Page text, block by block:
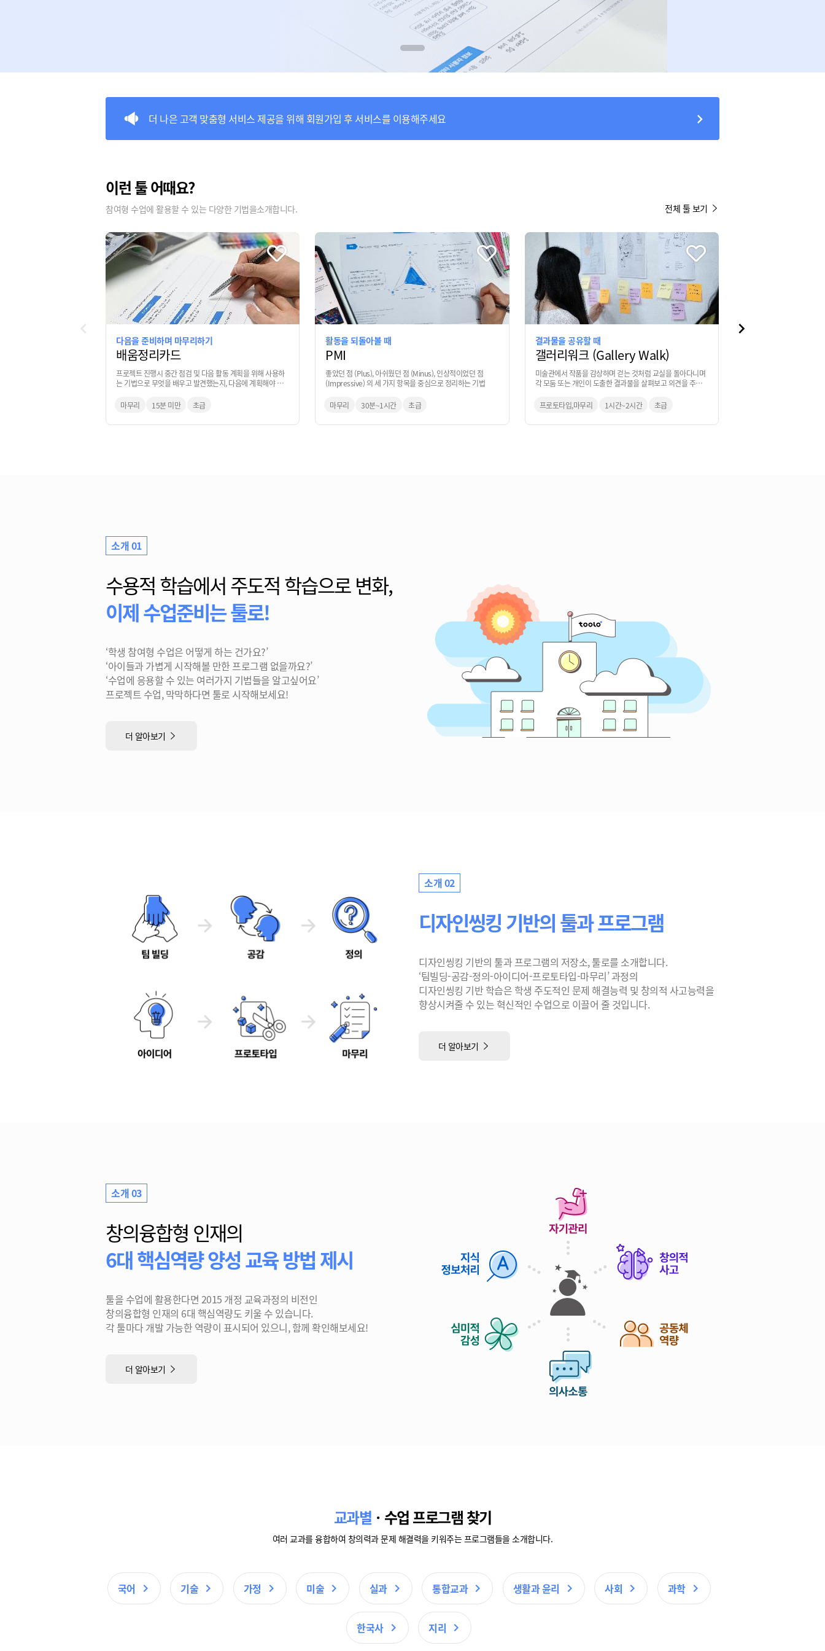
TOOLO 베타 버전 출시!
이런 툴 어때요?
참여형 수업에 활용할 수 있는 다양한 기법을소개합니다. 전체 툴 보기
다음을 준비하며 마무리하기
배움정리카드
프로젝트 진행시 중간 점검 및 다음 활동 계획을 위해 사용하
는 기법으로 무엇을 배우고 발견했는지, 다음에 계획해야 하
마무리
15분 미만 초급
활동을 되돌아볼 때
PMI
좋았던 점 (Plus), 아쉬웠던 점 (Minus), 인상적이었던 점
(Impressive) 의 세 가지 항목을 중심으로 정리하는 기법
마무리 30분~1시간 초급
결과물을 공유할 때
갤러리워크 (Gallery Walk)
미술관에서 작품을 감상하며 걷는 것처럼 교실을 돌아다니며
각 모둠 또는 개인이 도출한 결과물을 살펴보고 의견을 주는
프로토타입,마무리
1시간~2시간 초급
소개 01
수용적 학습에서 주도적 학습으로 변화,
이제 수업준비는 툴로!
‘학생 참여형 수업은 어떻게 하는 건가요?’
‘아이들과 가볍게 시작해볼 만한 프로그램 없을까요?’
‘수업에 응용할 수 있는 여러가지 기법들을 알고싶어요’
프로젝트 수업, 막막하다면 툴로 시작해보세요!
더 알아보기
소개 02
디자인씽킹 기반의 툴과 프로그램
디자인씽킹 기반의 툴과 프로그램의 저장소, 툴로를 소개합니다.
‘팀빌딩-공감-정의-아이디어-프로토타입-마무리’ 과정의
디자인씽킹 기반 학습은 학생 주도적인 문제 해결능력 및 창의적 사고능력을
향상시켜줄 수 있는 혁신적인 수업으로 이끌어 줄 것입니다.
더 알아보기
소개 03
창의융합형 인재의
6대 핵심역량 양성 교육 방법 제시
툴을 수업에 활용한다면 2015 개정 교육과정의 비전인
창의융합형 인재의 6대 핵심역량도 키울 수 있습니다.
각 툴마다 개발 가능한 역량이 표시되어 있으니, 함께 확인해보세요!
더 알아보기
교과별 ㆍ수업 프로그램 찾기
여러 교과를 융합하여 창의력과 문제 해결력을 키워주는 프로그램들을 소개합니다.
국어 기술 가정 미술 실과 통합교과 생활과 윤리 사회 과학
한국사 지리